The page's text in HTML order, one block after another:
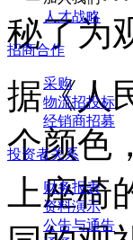
人才战略
招商合作
采购
物流招投标
经销商招募
投资者关系
财务报表
资料演示
公告与通告
秘了为
据《人
个颜色
上座